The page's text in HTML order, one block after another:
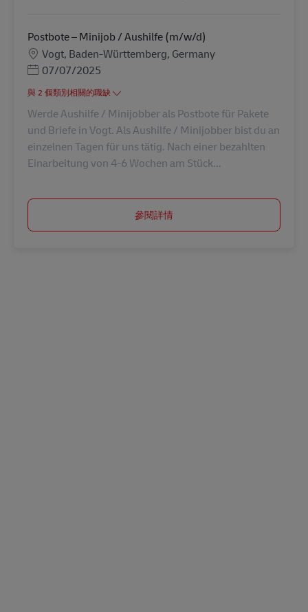
Postbote – Minijob / Aushilfe (m/w/d)
地點Vogt, Baden-Württemberg, Germany
Posted Date
07/07/2025
與 2 個類別相關的職缺
Werde Aushilfe / Minijobber als Postbote für Pakete
und Briefe in Vogt. Als Aushilfe / Minijobber bist du an
einzelnen Tagen für uns tätig. Nach einer bezahlten
Einarbeitung von 4-6 Wochen am Stück...
參閱詳情